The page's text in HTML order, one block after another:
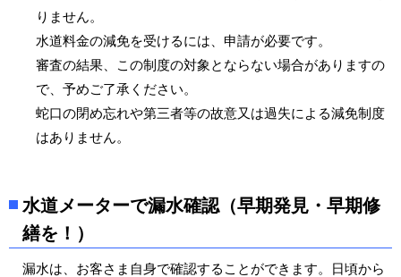
りません。
水道料金の減免を受けるには、申請が必要です。
審査の結果、この制度の対象とならない場合がありますの
で、予めご了承ください。
蛇口の閉め忘れや第三者等の故意又は過失による減免制度
はありません。
水道メーターで漏水確認（早期発見・早期修
繕を！）
漏水は、お客さま自身で確認することができます。日頃から